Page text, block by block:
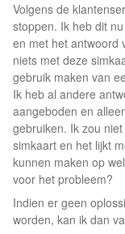
Volgens de
stoppen. Ik heb dit
en met het antwoord
niets met deze
gebruik maken van
Ik heb al andere
aangeboden en
gebruiken. Ik zou
simkaart en het lijkt
kunnen maken op
voor het probleem?
Indien er geen
worden, kan ik dan